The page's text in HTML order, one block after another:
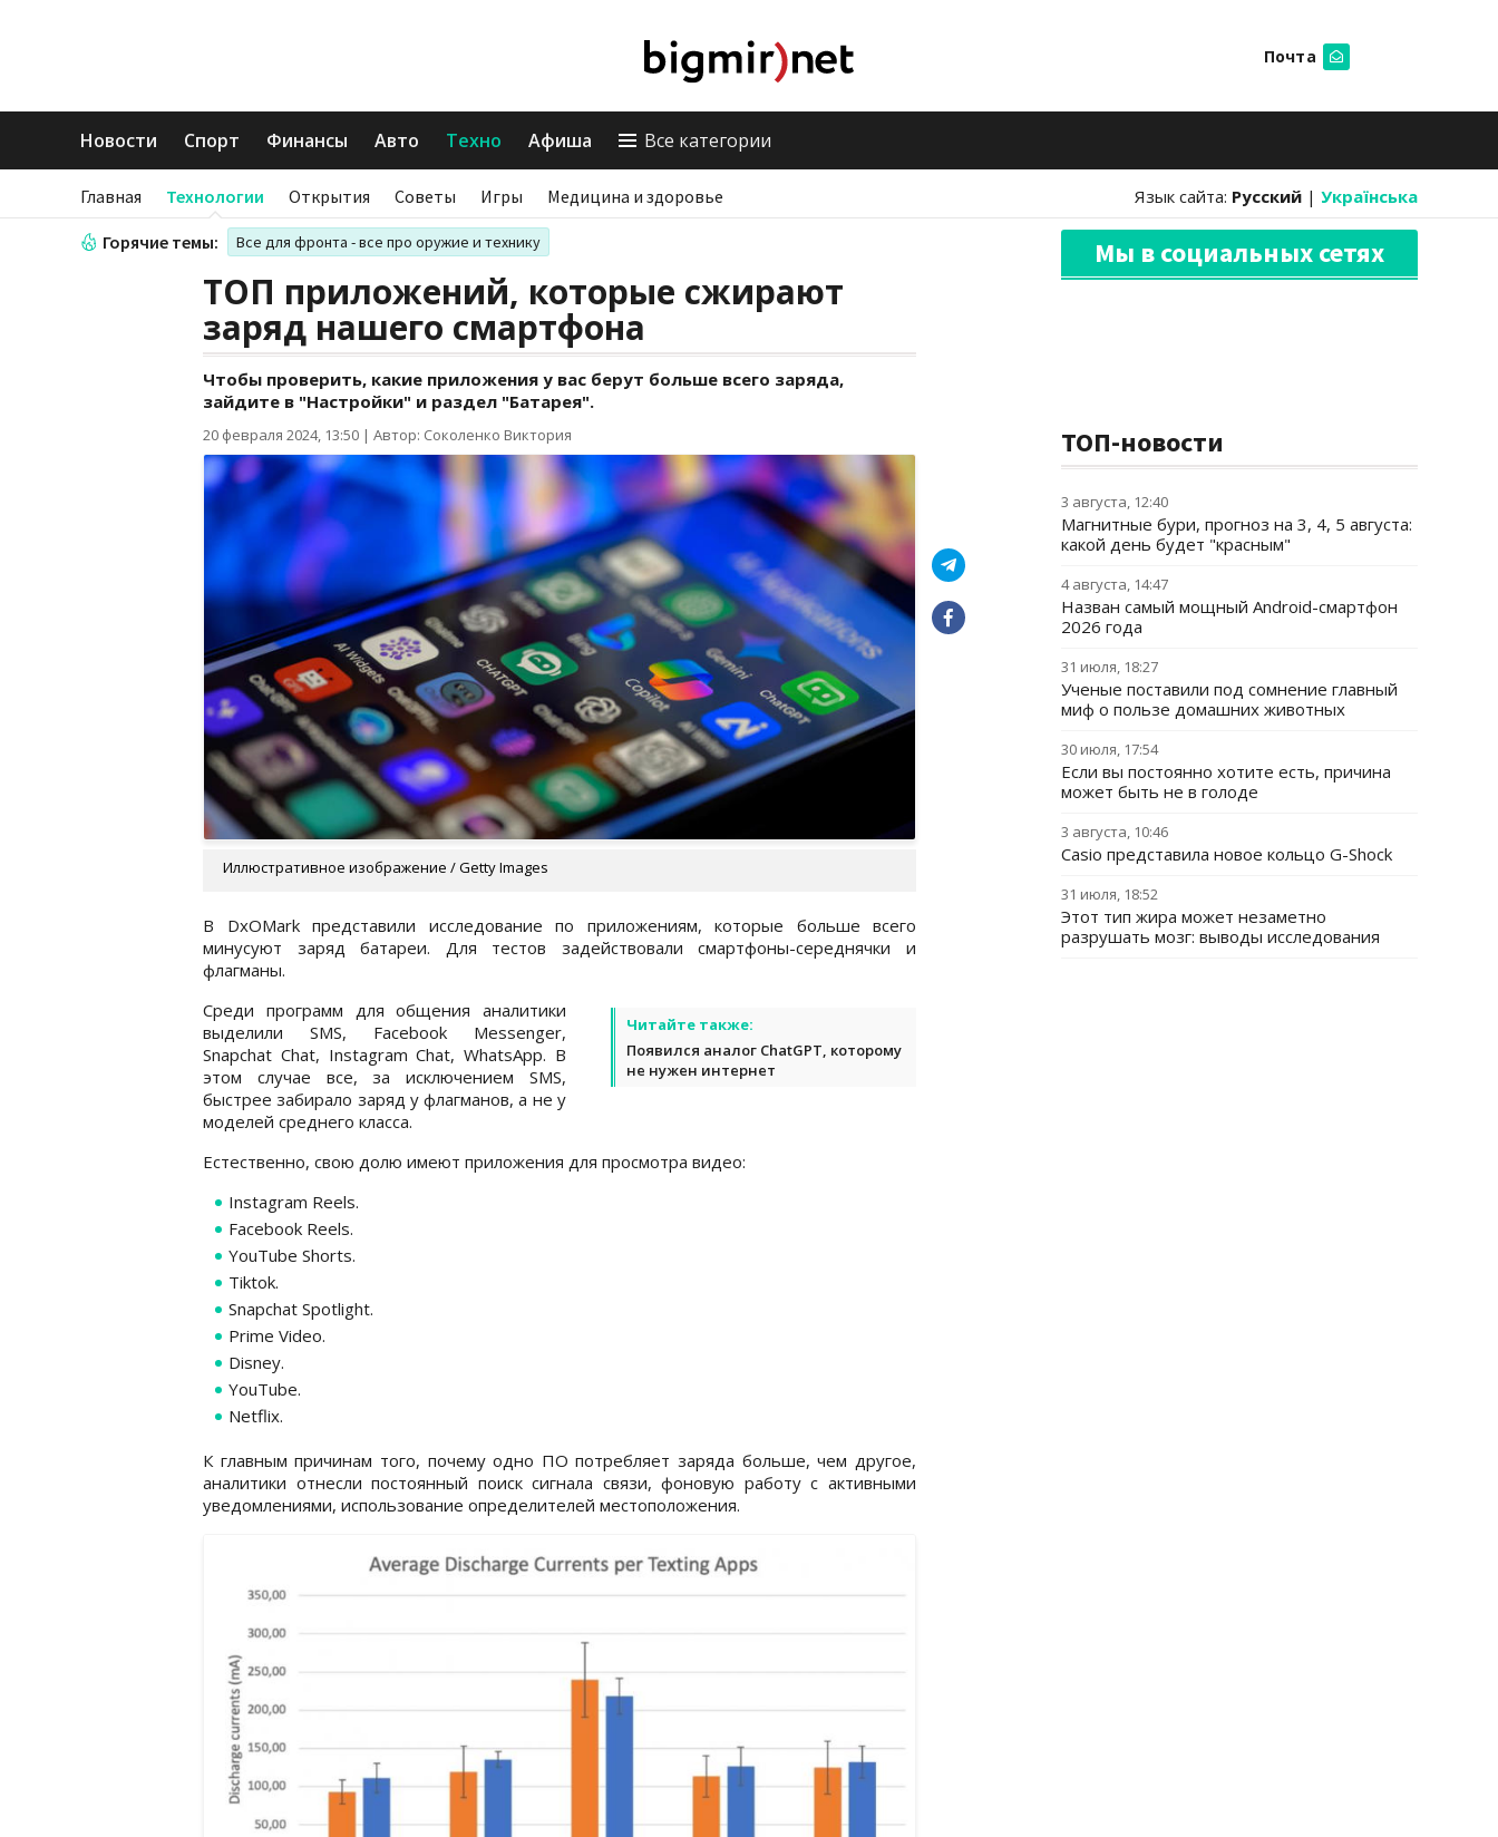
Почта
Новости Спорт Финансы Авто Техно Афиша Все категории
Главная Технологии Открытия Советы Игры Медицина и здоровье Язык сайта: Русский | Українська
Горячие темы: Все для фронта - все про оружие и технику
ТОП приложений, которые сжирают
заряд нашего смартфона
Чтобы проверить, какие приложения у вас берут больше всего заряда,
зайдите в "Настройки" и раздел "Батарея".
20 февраля 2024, 13:50 | Автор: Соколенко Виктория
Иллюстративное изображение / Getty Images
В DxOMark представили исследование по приложениям, которые больше всего
минусуют заряд батареи. Для тестов задействовали смартфоны-середнячки и
флагманы.
Читайте также:
Появился аналог ChatGPT, которому
не нужен интернет
Среди программ для общения аналитики
выделили SMS, Facebook Messenger,
Snapchat Chat, Instagram Chat, WhatsApp. В
этом случае все, за исключением SMS,
быстрее забирало заряд у флагманов, а не у
моделей среднего класса.
Естественно, свою долю имеют приложения для просмотра видео:
Instagram Reels.
Facebook Reels.
YouTube Shorts.
Tiktok.
Snapchat Spotlight.
Prime Video.
Disney.
YouTube.
Netflix.
К главным причинам того, почему одно ПО потребляет заряда больше, чем другое,
аналитики отнесли постоянный поиск сигнала связи, фоновую работу с активными
уведомлениями, использование определителей местоположения.
Мы в социальных сетях
ТОП-новости
3 августа, 12:40
Магнитные бури, прогноз на 3, 4, 5 августа:
какой день будет "красным"
4 августа, 14:47
Назван самый мощный Android-смартфон
2026 года
31 июля, 18:27
Ученые поставили под сомнение главный
миф о пользе домашних животных
30 июля, 17:54
Если вы постоянно хотите есть, причина
может быть не в голоде
3 августа, 10:46
Casio представила новое кольцо G-Shock
31 июля, 18:52
Этот тип жира может незаметно
разрушать мозг: выводы исследования